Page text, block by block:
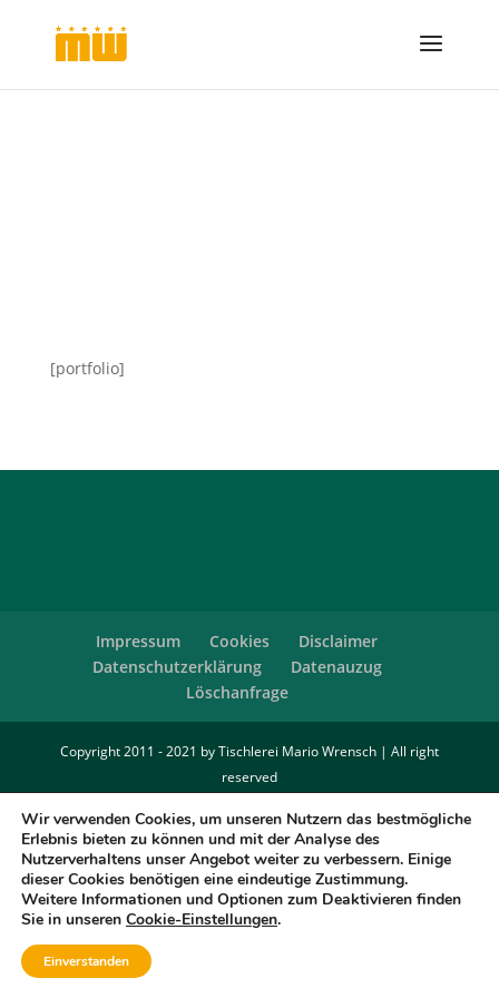
[portfolio]
Impressum Cookies
Disclaimer
Datenschutzerklärung
Datenauzug
Löschanfrage
Copyright 2011 - 2021 by Tischlerei Mario Wrensch | All right
reserved
Wir verwenden Cookies, um unseren Nutzern das bestmögliche
Erlebnis bieten zu können und mit der Analyse des
Nutzerverhaltens unser Angebot weiter zu verbessern. Einige
dieser Cookies benötigen eine eindeutige Zustimmung.
Weitere Informationen und Optionen zum Deaktivieren finden
Sie in unseren Cookie-Einstellungen.
Einverstanden